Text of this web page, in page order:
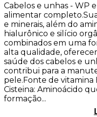
Cabelos e unhas - WP
alimentar
e minerais, além do
hialurônico e silício
combinados em uma
alta qualidade,
saúde dos cabelos e
contribui para a
pele.Fonte de vitamina
Cisteina: Aminoácido
formação...